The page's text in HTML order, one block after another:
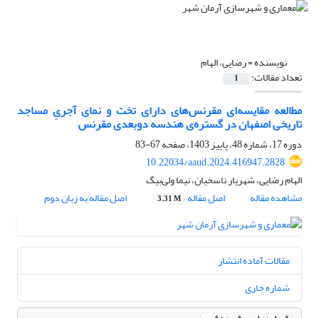
نویسنده =رضایی، الهام
تعداد مقالات: 1
مطالعه مقایسه‌ای مقرنس‌های دارای تخت و نمای آجریِ مساجد
تاریخی اصفهان در گستره‌ی هندسه‌ دوبعدی مقرنس
دوره 17، شماره 48، پاییز 1403، صفحه
67-83
10.22034/aaud.2024.416947.2828
الهام رضایی، شهریار ناسخیان، نیما ولی‌بیگ
مشاهده مقاله
اصل مقاله 3.31 M اصل مقاله به زبان دوم
مقالات آماده انتشار
شماره جاری